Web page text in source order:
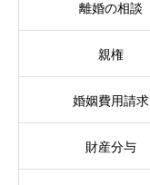
離婚の相談
親権
婚姻費用請求
財産分与